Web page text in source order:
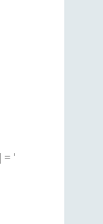
= '